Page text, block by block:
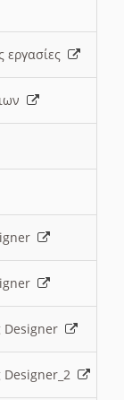
εργασίες
Designer